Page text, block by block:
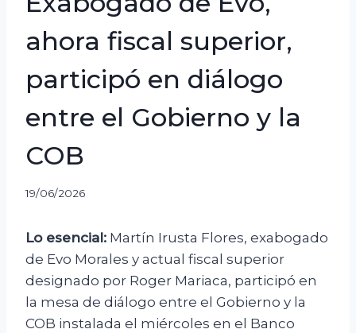
ahora fiscal superior,
participó en diálogo
entre el Gobierno y la
COB
19/06/2026
Lo esencial: Martín Irusta Flores, exabogado
de Evo Morales y actual fiscal superior
designado por Roger Mariaca, participó en
la mesa de diálogo entre el Gobierno y la
COB instalada el miércoles en el Banco